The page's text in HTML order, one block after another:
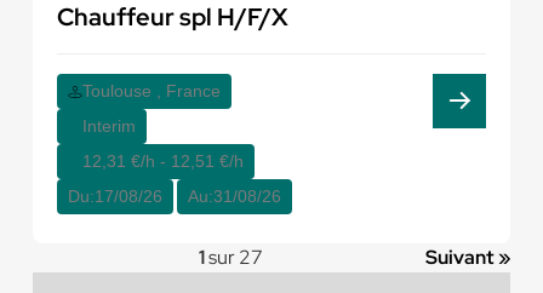
Chauffeur spl H/F/X
Toulouse , France
Interim
12,31 €/h - 12,51 €/h
Du:17/08/26 Au:31/08/26
1sur 27
Suivant »